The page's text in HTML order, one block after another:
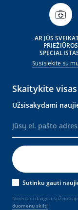
AR JŪS
PRIEŽIŪROS
Susisiekite su
Skaitykite
Užsisakydami
Sutinku gauti
Norėdami daugiau sužinoti
duomenų skiltį